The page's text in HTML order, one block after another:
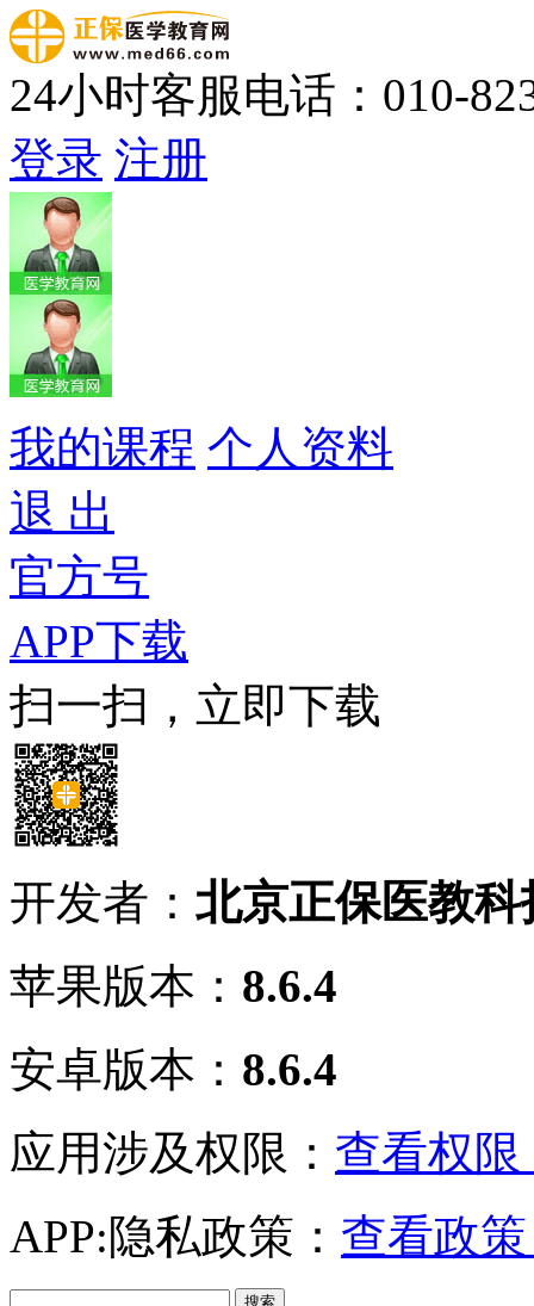
24小时客服电话：010-
登录 注册
我的课程 个人资料
退 出
官方号
APP下载
扫一扫，立即下载
开发者： 北京正保医教
苹果版本： 8.6.4
安卓版本： 8.6.4
应用涉及权限： 查看权限
APP:隐私政策： 查看政